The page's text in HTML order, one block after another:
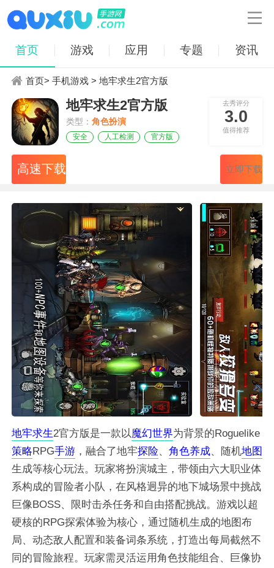

首页 游戏 应用 专题 资讯
首页>手机游戏 > 地牢求生2官方版
地牢求生2官方版
类型：角色扮演
安全 人工检测 官方版
去秀评分
3.0
值得推荐
高速下载 立即下载
地牢求生2官方版是一款以 魔幻世界为背景的Roguelike
策略RPG手游，融合了地牢探险、 角色养成、随机地图
生成等核心玩法。玩家将扮演城主，带领由六大职业体
系构成的冒险者小队，在风格迥异的地下城场景中挑战
巨像BOSS、限时击杀任务和自由搭配挑战。游戏以超
硬核的RPG探索体验为核心，通过随机生成的地图布
局、动态敌人配置和装备词条系统，打造出每局截然不
同的冒险旅程。玩家需灵活运用角色技能组合、巨像协